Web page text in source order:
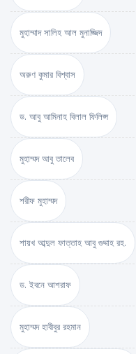
মুহাম্মাদ সালিহ আল মুনাজ্জিদ
অরুণ কুমার বিশ্বাস
ড. আবু আমিনাহ বিলাল ফিলিপ্স
মুহাম্মদ আবু তালেব
শরীফ মুহাম্মদ
শায়খ আব্দুল ফাত্তাহ আবু গুদ্দাহ রহ.
ড. ইবনে আশরাফ
মুহাম্মদ হাবীবুর রহমান